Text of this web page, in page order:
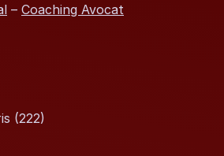
– Coaching Avocat
(222)